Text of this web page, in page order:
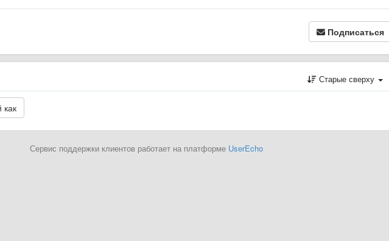
Подписаться
Старые сверху
Сервис поддержки клиентов работает на платформе UserEcho